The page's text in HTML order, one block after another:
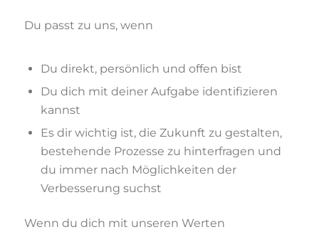
Du passt zu uns, wenn
Du direkt, persönlich und offen bist
Du dich mit deiner Aufgabe identifizieren
kannst
Es dir wichtig ist, die Zukunft zu gestalten,
bestehende Prozesse zu hinterfragen und
du immer nach Möglichkeiten der
Verbesserung suchst
Wenn du dich mit unseren Werten